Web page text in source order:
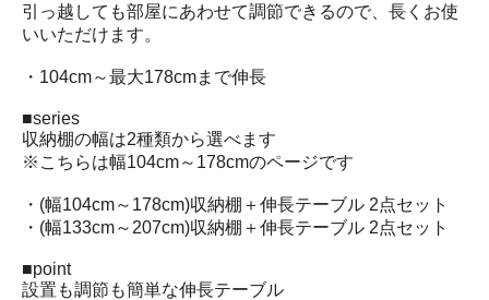
引っ越しても部屋にあわせて調節できるので、長くお使
いいただけます。
・104cm～最大178cmまで伸長
■series
収納棚の幅は2種類から選べます
※こちらは幅104cm～178cmのページです
・(幅104cm～178cm)収納棚＋伸長テーブル 2点セット
・(幅133cm～207cm)収納棚＋伸長テーブル 2点セット
■point
設置も調節も簡単な伸長テーブル